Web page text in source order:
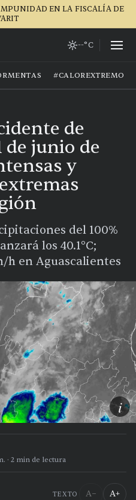
EN LA FISCALÍA DE
--°C
#CALOREXTREMO
de
de junio de
y
del 100%
los 40.1°C;
h en Aguascalientes
i
· 2 min de lectura
TEXTO A− A+